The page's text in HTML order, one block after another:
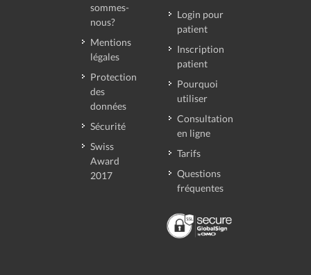
sommes-
nous?
Mentions
légales
Protection
des
données
Sécurité
Swiss
Award
2017
Login pour
patient
Inscription
patient
Pourquoi
utiliser
Consultation
en ligne
Tarifs
Questions
fréquentes